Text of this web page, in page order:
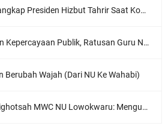
Presiden Hizbut Tahrir Saat Konferensi Pers
Ratusan Guru Ngaji Kota Malang Serukan Deklarasi Ramah Anak
Berubah Wajah (Dari NU Ke Wahabi)
Menguatkan Doa, Menjalin Ukhuwah Menyambut Muktamar NU ke-35